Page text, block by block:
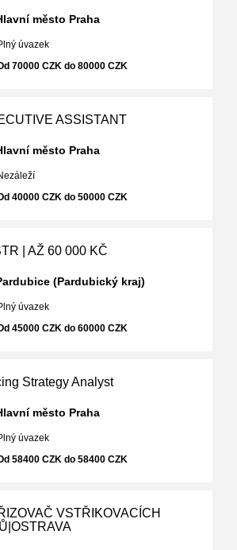
město Praha
úvazek
70000 CZK do 80000 CZK
ASSISTANT
město Praha
40000 CZK do 50000 CZK
| AŽ 60 000 KČ
(Pardubický kraj)
úvazek
45000 CZK do 60000 CZK
Strategy Analyst
město Praha
úvazek
58400 CZK do 58400 CZK
VSTŘIKOVACÍCH